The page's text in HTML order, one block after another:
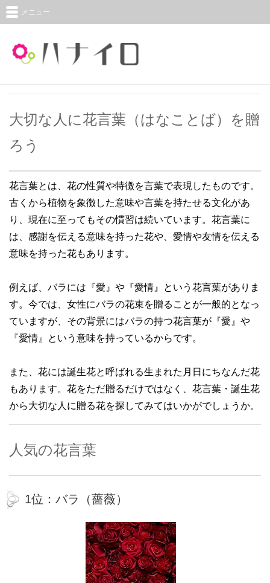
メニュー
大切な人に花言葉（はなことば）を贈
ろう
花言葉とは、花の性質や特徴を言葉で表現したものです。
古くから植物を象徴した意味や言葉を持たせる文化があ
り、現在に至ってもその慣習は続いています。花言葉に
は、感謝を伝える意味を持った花や、愛情や友情を伝える
意味を持った花もあります。
例えば、バラには『愛』や『愛情』という花言葉がありま
す。今では、女性にバラの花束を贈ることが一般的となっ
ていますが、その背景にはバラの持つ花言葉が『愛』や
『愛情』という意味を持っているからです。
また、花には誕生花と呼ばれる生まれた月日にちなんだ花
もあります。花をただ贈るだけではなく、花言葉・誕生花
から大切な人に贈る花を探してみてはいかがでしょうか。
人気の花言葉
1位：バラ（薔薇）